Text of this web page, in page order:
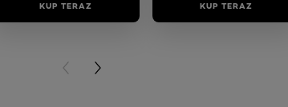
KUP TERAZ KUP TERAZ
PREVIOUS CARD
NEXT CARD